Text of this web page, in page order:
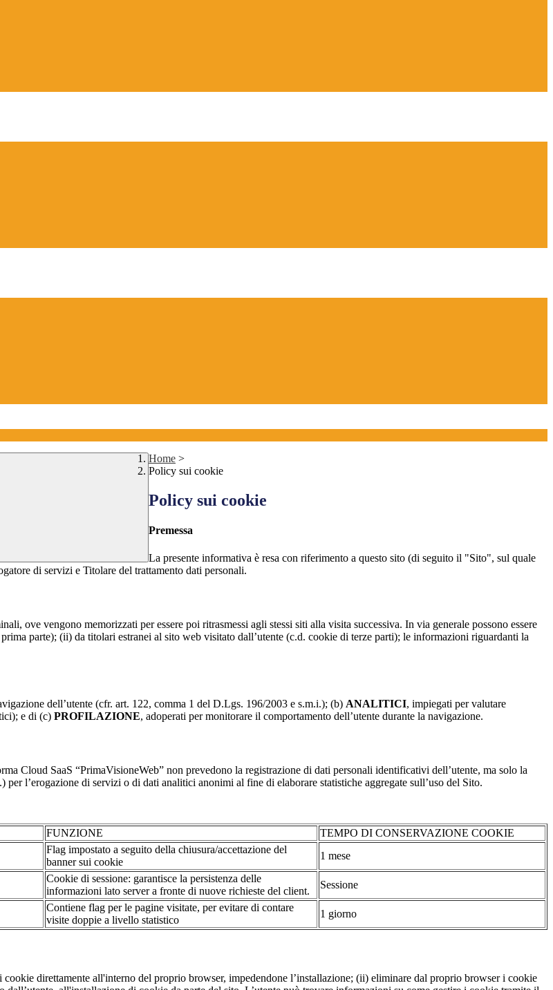
Home >
Policy sui cookie
Policy sui cookie
Premessa
La presente informativa è resa con riferimento a questo sito (di seguito il "Sito", sul quale
di servizi e Titolare del trattamento dati personali.
ove vengono memorizzati per essere poi ritrasmessi agli stessi siti alla visita successiva. In via generale possono essere
parte); (ii) da titolari estranei al sito web visitato dall’utente (c.d. cookie di terze parti); le informazioni riguardanti la
dell’utente (cfr. art. 122, comma 1 del D.Lgs. 196/2003 e s.m.i.); (b) ANALITICI, impiegati per valutare
e di (c) PROFILAZIONE, adoperati per monitorare il comportamento dell’utente durante la navigazione.
Cloud SaaS “PrimaVisioneWeb” non prevedono la registrazione di dati personali identificativi dell’utente, ma solo la
l’erogazione di servizi o di dati analitici anonimi al fine di elaborare statistiche aggregate sull’uso del Sito.
FUNZIONE
TEMPO DI CONSERVAZIONE COOKIE
Flag impostato a seguito della chiusura/accettazione del
banner sui cookie
1 mese
Cookie di sessione: garantisce la persistenza delle
informazioni lato server a fronte di nuove richieste del client.
Sessione
Contiene flag per le pagine visitate, per evitare di contare
visite doppie a livello statistico
1 giorno
direttamente all'interno del proprio browser, impedendone l’installazione; (ii) eliminare dal proprio browser i cookie